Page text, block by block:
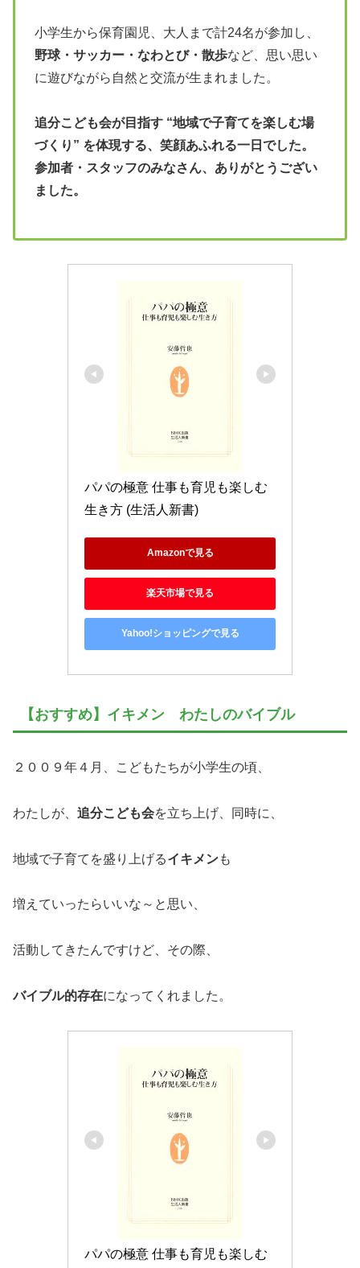
小学生から保育園児、大人まで計24名が参加し、
野球・サッカー・なわとび・散歩など、思い思い
に遊びながら自然と交流が生まれました。
追分こども会が目指す “地域で子育てを楽しむ場
づくり” を体現する、笑顔あふれる一日でした。
参加者・スタッフのみなさん、ありがとうござい
ました。
パパの極意 仕事も育児も楽しむ
生き方 (生活人新書)
Amazonで見る
楽天市場で見る
Yahoo!ショッピングで見る
【おすすめ】イキメン わたしのバイブル
２００９年４月、こどもたちが小学生の頃、
わたしが、 追分こども会を立ち上げ、同時に、
地域で子育てを盛り上げるイキメンも
増えていったらいいな～と思い、
活動してきたんですけど、その際、
バイブル的存在になってくれました。
パパの極意 仕事も育児も楽しむ